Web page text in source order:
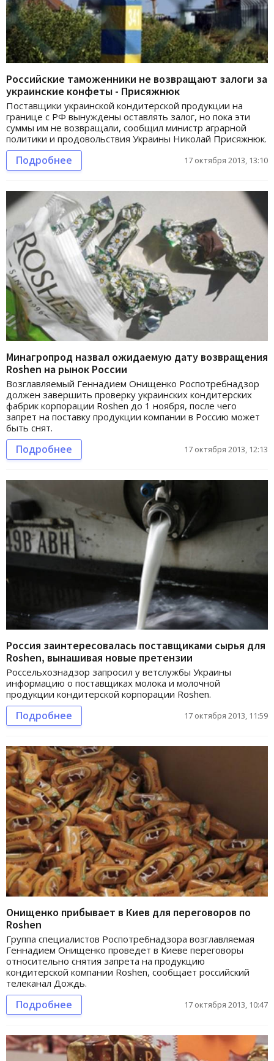
Российские таможенники не возвращают залоги за
украинские конфеты - Присяжнюк
Поставщики украинской кондитерской продукции на
границе с РФ вынуждены оставлять залог, но пока эти
суммы им не возвращали, сообщил министр аграрной
политики и продовольствия Украины Николай Присяжнюк.
Подробнее 17 октября 2013, 13:10
Минагропрод назвал ожидаемую дату возвращения
Roshen на рынок России
Возглавляемый Геннадием Онищенко Роспотребнадзор
должен завершить проверку украинских кондитерских
фабрик корпорации Roshen до 1 ноября, после чего
запрет на поставку продукции компании в Россию может
быть снят.
Подробнее 17 октября 2013, 12:13
Россия заинтересовалась поставщиками сырья для
Roshen, вынашивая новые претензии
Россельхознадзор запросил у ветслужбы Украины
информацию о поставщиках молока и молочной
продукции кондитерской корпорации Roshen.
Подробнее 17 октября 2013, 11:59
Онищенко прибывает в Киев для переговоров по
Roshen
Группа специалистов Роспотребнадзора возглавляемая
Геннадием Онищенко проведет в Киеве переговоры
относительно снятия запрета на продукцию
кондитерской компании Roshen, сообщает российский
телеканал Дождь.
Подробнее 17 октября 2013, 10:47